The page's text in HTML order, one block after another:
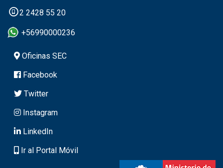
2 2428 55 20
+56990000236
Oficinas SEC
Facebook
Twitter
Instagram
LinkedIn
Ir al Portal Móvil